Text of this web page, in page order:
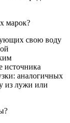
марок?
свою воду
источника
аналогичных
из лужи или